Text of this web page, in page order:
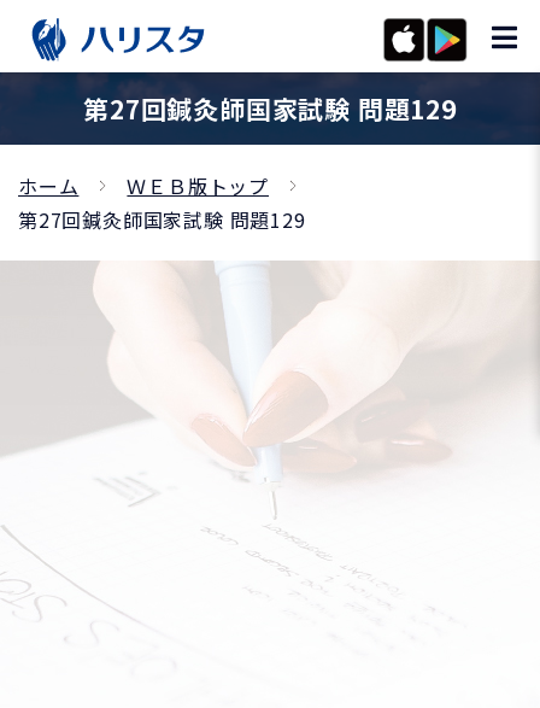
第27回鍼灸師国家試験 問題129
ホーム
ＷＥＢ版トップ
第27回鍼灸師国家試験 問題129